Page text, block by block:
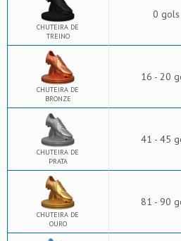
CHUTEIRA DE
TREINO
0 gols
CHUTEIRA DE
BRONZE
16 - 20
CHUTEIRA DE
PRATA
41 - 45
CHUTEIRA DE
OURO
81 - 90